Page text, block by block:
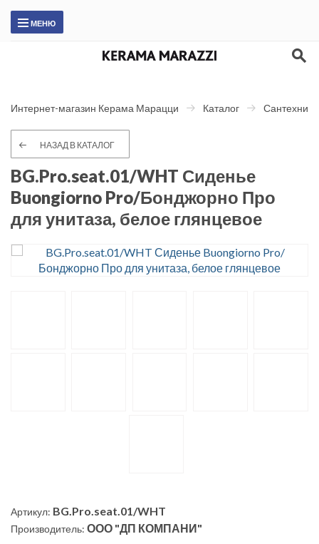
МЕНЮ
Интернет-магазин Керама Марацци Каталог Сантехника
НАЗАД В КАТАЛОГ
BG.Pro.seat.01/WHT Сиденье
Buongiorno Pro/Бонджорно Про
для унитаза, белое глянцевое
Артикул: BG.Pro.seat.01/WHT
Производитель: ООО "ДП КОМПАНИ"